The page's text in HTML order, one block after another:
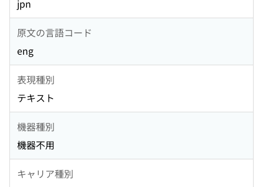
jpn
原文の言語コード
eng
表現種別
テキスト
機器種別
機器不用
キャリア種別